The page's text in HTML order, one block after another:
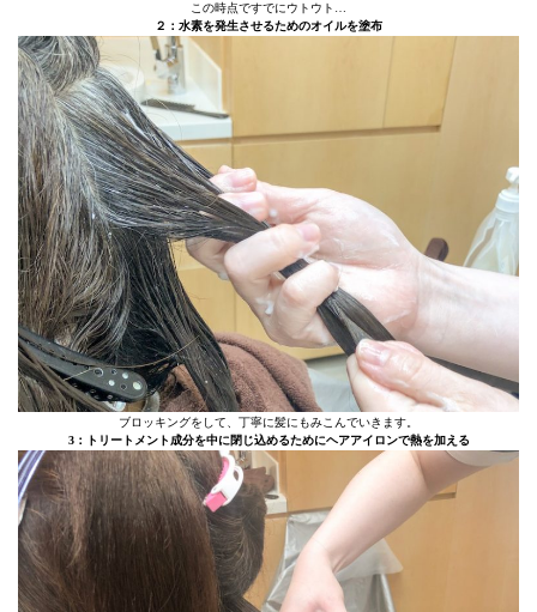
この時点ですでにウトウト…
２：水素を発生させるためのオイルを塗布
ブロッキングをして、丁寧に髪にもみこんでいきます。
3：トリートメント成分を中に閉じ込めるためにヘアアイロンで熱を加える